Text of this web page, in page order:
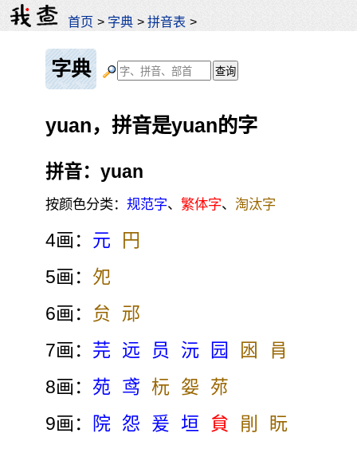
首页 > 字典 >拼音表 >
字典
yuan，拼音是yuan的字
拼音：yuan
按颜色分类：规范字、繁体字、淘汰字
4画： 元
円
5画： 夗
6画： 贠
邧
7画： 芫 远 员 沅 园 囦
肙
8画：苑 鸢 杬 妴
茒
9画：
院 怨 爰 垣 貟 剈
盶